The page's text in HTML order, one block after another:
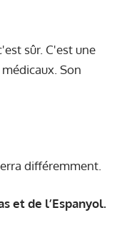
sûr. C'est une
Son
différemment.
et de l’Espanyol.